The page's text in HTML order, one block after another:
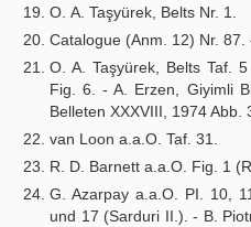
Ο. A. Taşyürek, Belts Nr. 1.
Catalogue (Anm. 12) Nr. 87.
O. A. Taşyürek, Belts Taf.
Fig. 6. - A. Erzen, Giyimli
Belleten XXXVIII, 1974 Abb.
van Loon a.a.O. Taf. 31.
R. D. Barnett a.a.O. Fig. 1
G. Azarpay a.a.O. PI. 10,
und 17 (Sarduri II.). - B.